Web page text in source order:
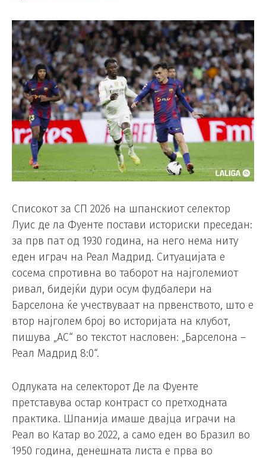
Списокот за СП 2026 на шпанскиот селектор
Луис де ла Фуенте постави историски преседан:
за прв пат од 1930 година, на него нема ниту
еден играч на Реал Мадрид. Ситуацијата е
сосема спротивна во таборот на најголемиот
ривал, бидејќи дури осум фудбалери на
Барселона ќе учествуваат на првенството, што е
втор најголем број во историјата на клубот,
пишува „АС“ во текстот насловен: „Барселона –
Реал Мадрид 8:0“.
Одлуката на селекторот Де ла Фуенте
претставува остар контраст со претходната
практика. Шпанија имаше двајца играчи на
Реал во Катар во 2022, а само еден во Бразил во
1950 година, денешната листа е прва во